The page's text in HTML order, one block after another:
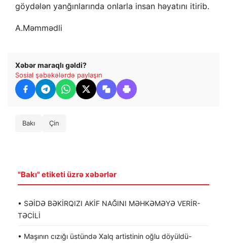
göydələn yanğınlarında onlarla insan həyatını itirib.
A.Məmmədli
Xəbər maraqlı gəldi?
Sosial şəbəkələrdə paylaşın
Bakı Çin
"Bakı" etiketi üzrə xəbərlər
• SƏİDƏ BƏKİRQIZI AKİF NAĞINI MƏHKƏMƏYƏ VERİR-
TƏCİLİ
• Maşının cızığı üstündə Xalq artistinin oğlu döyüldü-